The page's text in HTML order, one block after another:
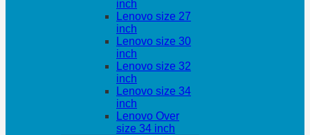
inch
Lenovo size 27
inch
Lenovo size 30
inch
Lenovo size 32
inch
Lenovo size 34
inch
Lenovo Over
size 34 inch